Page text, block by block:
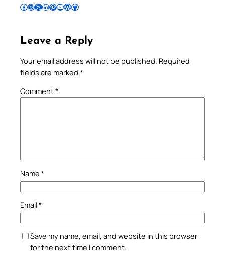
Follow Pradeep on Facebook Follow Pradeep on InstagramFollow Pradeep on X Follow Pradeep on LinkedIn Follow Pradeep on Pinterest Subscribe to Pradeep’s Youtube Channel Follow Pradeep on WordPress Follow Pradeep on GitHub
Leave a Reply
Your email address will not be published. Required
fields are marked *
Comment*
Name *
Email*
Save my name, email, and website in this browser
for the next time I comment.